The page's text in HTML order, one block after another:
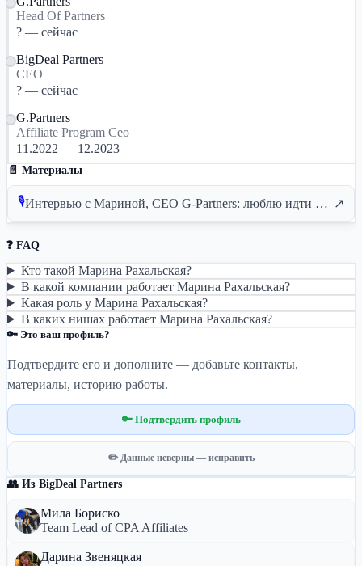
Head Of Partners
? — сейчас
BigDeal Partners
СЕО
? — сейчас
G.Partners
Affiliate Program Ceo
11.2022 — 12.2023
📄 Материалы
🎙 Интервью с Мариной, CEO G-Partners: люблю идти на риск и ставить “ALL-IN” ↗
❓ FAQ
Кто такой Марина Рахальская?
В какой компании работает Марина Рахальская?
Какая роль у Марина Рахальская?
В каких нишах работает Марина Рахальская?
🔑 Это ваш профиль?
Подтвердите его и дополните — добавьте контакты,
материалы, историю работы.
🔑 Подтвердить профиль
✏️ Данные неверны — исправить
👥 Из BigDeal Partners
Мила Бориско
Team Lead of CPA Affiliates
Дарина Звеняцкая